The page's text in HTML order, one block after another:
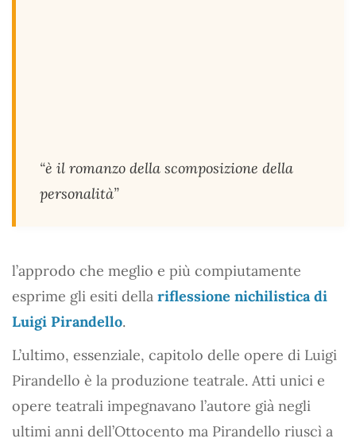
“è il romanzo della scomposizione della
personalità”
l’approdo che meglio e più compiutamente
esprime gli esiti della riflessione nichilistica di
Luigi Pirandello.
L’ultimo, essenziale, capitolo delle opere di Luigi
Pirandello è la produzione teatrale. Atti unici e
opere teatrali impegnavano l’autore già negli
ultimi anni dell’Ottocento ma Pirandello riuscì a